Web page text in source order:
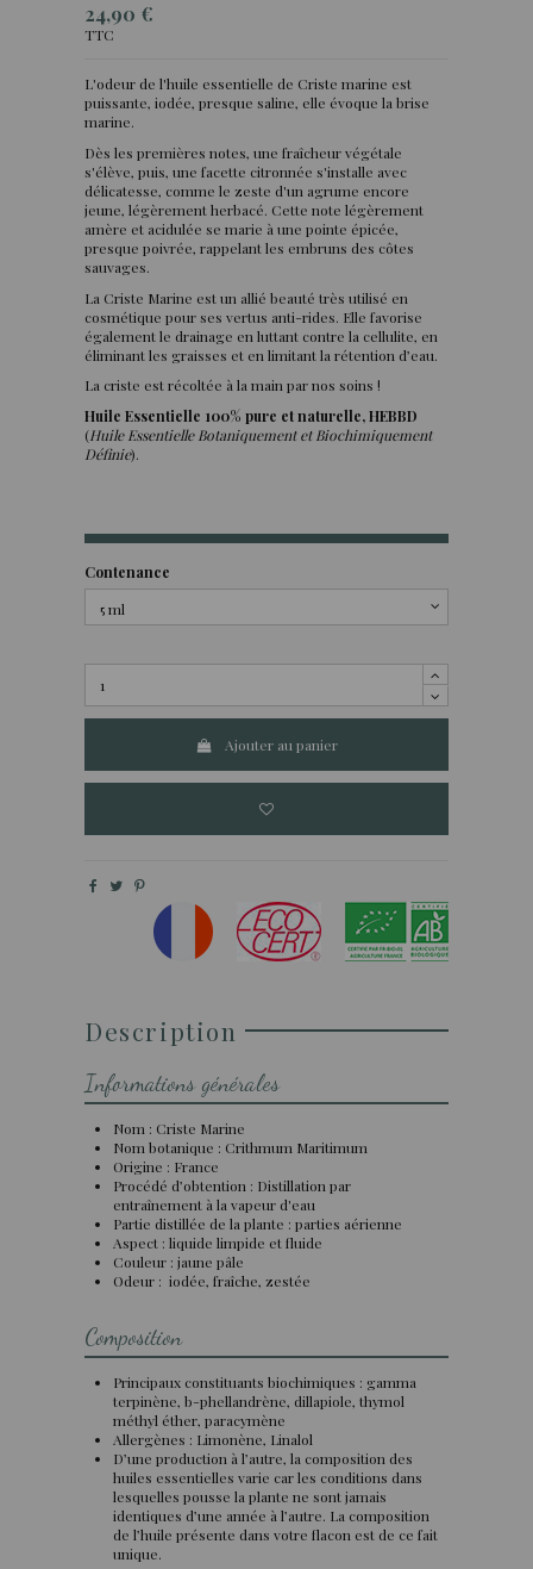
(2 avis)
24,90 €
TTC
L'odeur de l'huile essentielle de Criste marine est
puissante, iodée, presque saline, elle évoque la brise
marine.
Dès les premières notes, une fraîcheur végétale
s'élève, puis, une facette citronnée s'installe avec
délicatesse, comme le zeste d'un agrume encore
jeune, légèrement herbacé. Cette note légèrement
amère et acidulée se marie à une pointe épicée,
presque poivrée, rappelant les embruns des côtes
sauvages.
La Criste Marine est un allié beauté très utilisé en
cosmétique pour ses vertus anti-rides. Elle favorise
également le drainage en luttant contre la cellulite, en
éliminant les graisses et en limitant la rétention d’eau.
La criste est récoltée à la main par nos soins !
Huile Essentielle 100% pure et naturelle, HEBBD
(Huile Essentielle Botaniquement et Biochimiquement
Définie).
Contenance
Ajouter au panier
Description
Informations générales
Nom : Criste Marine
Nom botanique : Crithmum Maritimum
Origine : France
Procédé d’obtention : Distillation par
entraînement à la vapeur d'eau
Partie distillée de la plante : parties aérienne
Aspect : liquide limpide et fluide
Couleur : jaune pâle
Odeur : iodée, fraîche, zestée
Composition
Principaux constituants biochimiques : gamma
terpinène, b-phellandrène, dillapiole, thymol
méthyl éther, paracymène
Allergènes : Limonène, Linalol
D’une production à l’autre, la composition des
huiles essentielles varie car les conditions dans
lesquelles pousse la plante ne sont jamais
identiques d’une année à l’autre. La composition
de l’huile présente dans votre flacon est de ce fait
unique.